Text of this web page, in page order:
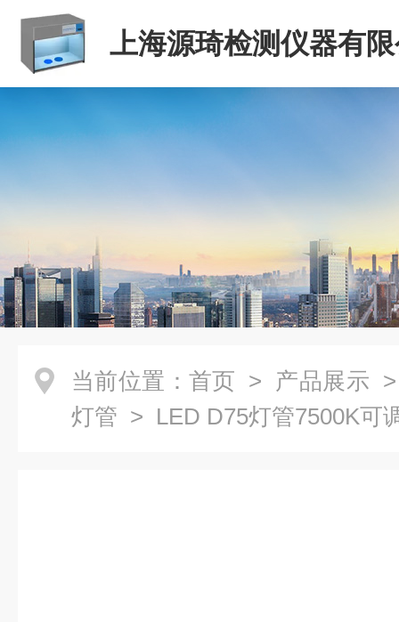
上海源琦检测仪器有
当前位置： 首页 > 产品展示
灯管 > LED D75灯管7500K可